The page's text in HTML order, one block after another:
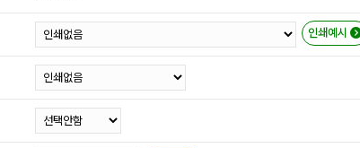
인쇄예시